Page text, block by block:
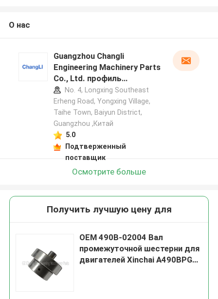
О нас
Guangzhou Changli
Engineering Machinery Parts
Co., Ltd. профиль
производителя
No. 4, Longxing Southeast
Erheng Road, Yongxing Village,
Taihe Town, Baiyun District,
Guangzhou ,Китай
5.0
Подтверженный
поставщик
Осмотрите больше
Получить лучшую цену для
OEM 490B-02004 Вал
промежуточной шестерни для
двигателей Xinchai A490BPG